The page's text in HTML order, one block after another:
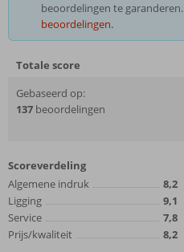
beoordelingen te garanderen.
beoordelingen.
Totale score
Gebaseerd op:
137 beoordelingen
Scoreverdeling
Algemene indruk
8,2
Ligging
9,1
Service
7,8
Prijs/kwaliteit
8,2